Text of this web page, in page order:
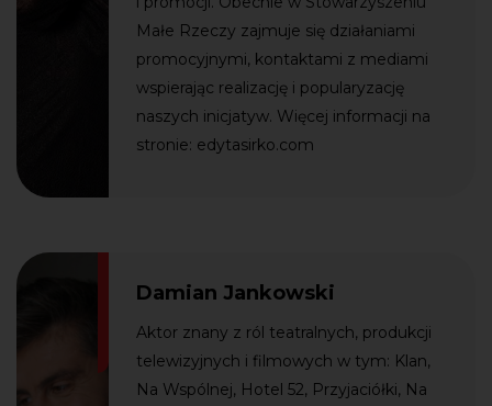
Małe Rzeczy zajmuje się działaniami
promocyjnymi, kontaktami z mediami
wspierając realizację i popularyzację
naszych inicjatyw. Więcej informacji na
stronie: edytasirko.com
Damian Jankowski
Aktor znany z ról teatralnych, produkcji
telewizyjnych i filmowych w tym: Klan,
Na Wspólnej, Hotel 52, Przyjaciółki, Na